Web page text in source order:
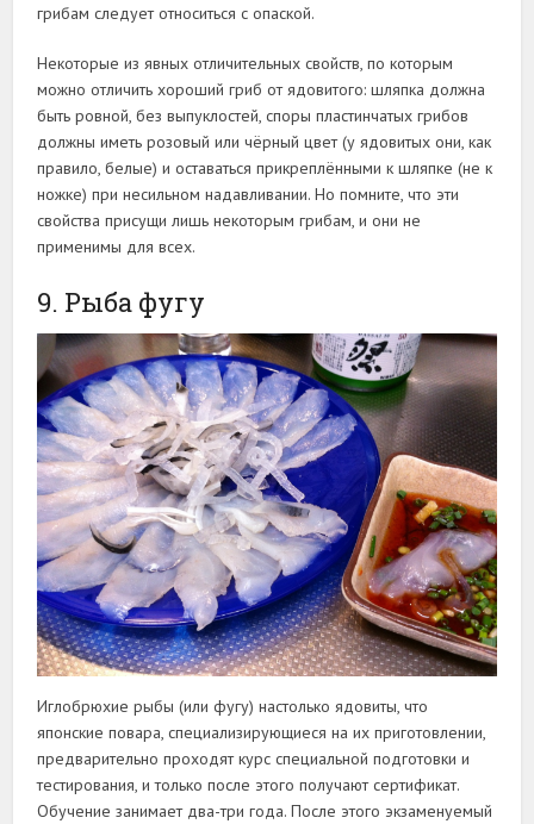
грибам следует относиться с опаской.
Некоторые из явных отличительных свойств, по которым
можно отличить хороший гриб от ядовитого: шляпка должна
быть ровной, без выпуклостей, споры пластинчатых грибов
должны иметь розовый или чёрный цвет (у ядовитых они, как
правило, белые) и оставаться прикреплёнными к шляпке (не к
ножке) при несильном надавливании. Но помните, что эти
свойства присущи лишь некоторым грибам, и они не
применимы для всех.
9. Рыба фугу
Иглобрюхие рыбы (или фугу) настолько ядовиты, что
японские повара, специализирующиеся на их приготовлении,
предварительно проходят курс специальной подготовки и
тестирования, и только после этого получают сертификат.
Обучение занимает два-три года. После этого экзаменуемый